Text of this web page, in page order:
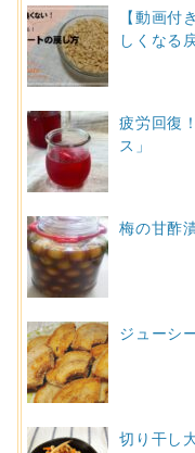
【動画付
しくなる
疲労回復
ス」
梅の甘酢
ジューシ
切り干し